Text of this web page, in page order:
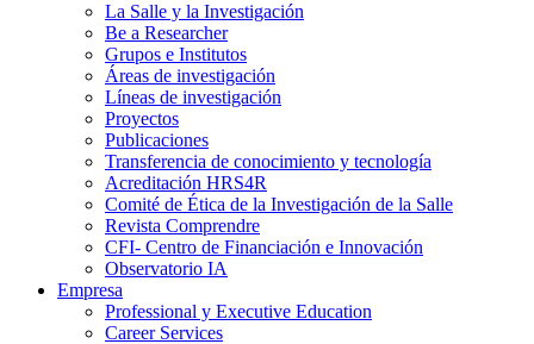
La Salle y la Investigación
Be a Researcher
Grupos e Institutos
Áreas de investigación
Líneas de investigación
Proyectos
Publicaciones
Transferencia de conocimiento y tecnología
Acreditación HRS4R
Comité de Ética de la Investigación de la Salle
Revista Comprendre
CFI- Centro de Financiación e Innovación
Observatorio IA
Empresa
Professional y Executive Education
Career Services